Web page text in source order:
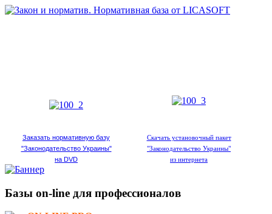
Заказать нормативную базу
"Законодательство Украины"
на DVD
Скачать установочный пакет
"Законодательство Украины"
из интернета
Базы on-line для профессионалов